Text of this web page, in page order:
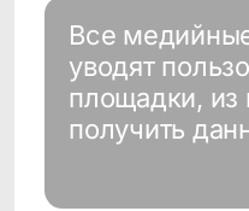
Объединение
из приложения,
поддержки и